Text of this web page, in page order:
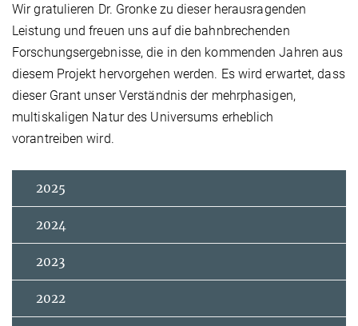
Wir gratulieren Dr. Gronke zu dieser herausragenden
Leistung und freuen uns auf die bahnbrechenden
Forschungsergebnisse, die in den kommenden Jahren aus
diesem Projekt hervorgehen werden. Es wird erwartet, dass
dieser Grant unser Verständnis der mehrphasigen,
multiskaligen Natur des Universums erheblich
vorantreiben wird.
2025
2024
2023
2022